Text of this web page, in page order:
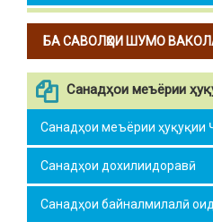
БА САВОЛҲОИ ШУМО
Санадҳои меъёрии
Санадҳои меъёрии ҳуқуқии
Санадҳои дохилиидоравӣ
Санадҳои байналмилалӣ